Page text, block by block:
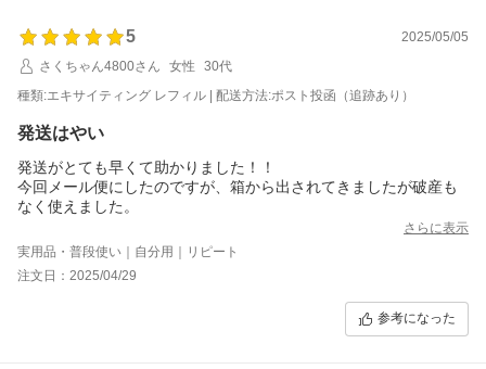
5
2025/05/05
さくちゃん4800さん
女性
30代
種類:エキサイティング レフィル | 配送方法:ポスト投函（追跡あり）
発送はやい
発送がとても早くて助かりました！！
今回メール便にしたのですが、箱から出されてきましたが破産も
なく使えました。
さらに表示
実用品・普段使い｜自分用｜リピート
注文日：2025/04/29
参考になった